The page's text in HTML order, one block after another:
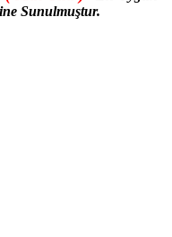
Sunulmuştur.